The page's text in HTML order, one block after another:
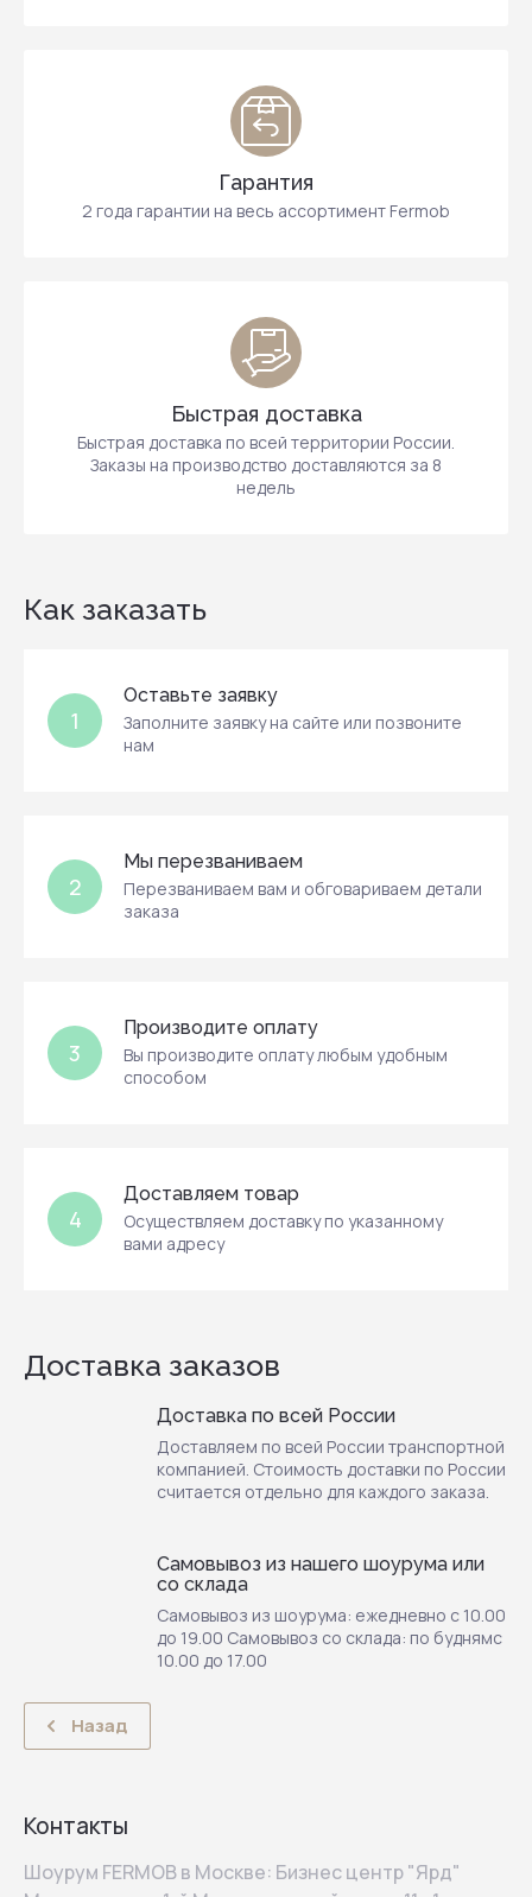
Гарантия
2 года гарантии на весь ассортимент Fermob
Быстрая доставка
Быстрая доставка по всей территории России.
Заказы на производство доставляются за 8
недель
Как заказать
1
Оставьте заявку
Заполните заявку на сайте или позвоните
нам
2
Мы перезваниваем
Перезваниваем вам и обговариваем детали
заказа
3
Производите оплату
Вы производите оплату любым удобным
способом
4
Доставляем товар
Осуществляем доставку по указанному
вами адресу
Доставка заказов
Доставка по всей России
Доставляем по всей России транспортной
компанией. Стоимость доставки по России
считается отдельно для каждого заказа.
Самовывоз из нашего шоурума или
со склада
Самовывоз из шоурума: ежедневно с 10.00
до 19.00 Самовывоз со склада: по буднямс
10.00 до 17.00
Назад
Контакты
Шоурум FERMOB в Москве: Бизнес центр "Ярд"